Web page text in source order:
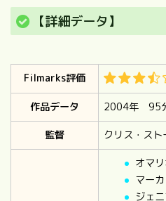
【詳細データ】
Filmarks評価
作品データ
2004年 95
監督
クリス・スト
オマ
マー
ジェ